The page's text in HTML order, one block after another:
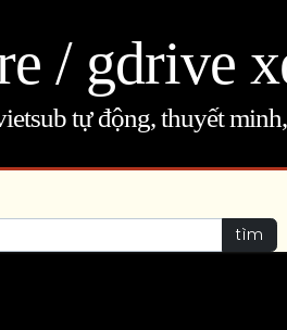
/ gdrive
tự động, thuyết
tìm